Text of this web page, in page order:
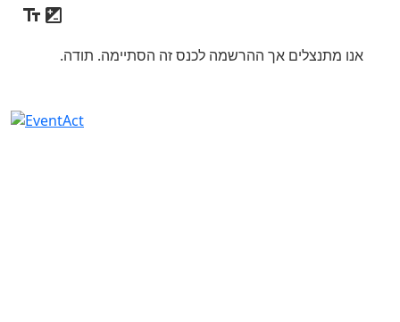
אנו מתנצלים אך ההרשמה לכנס זה הסתיימה. תודה.